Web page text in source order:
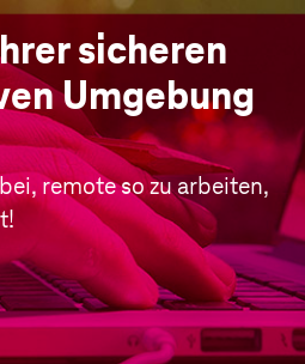
sicheren
Umgebung
remote so zu arbeiten,